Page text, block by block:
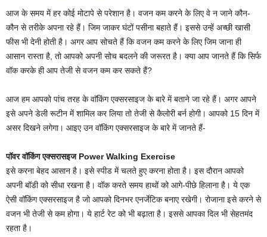
आज के समय में हर कोई मोटापे से परेशान है। वजन कम करने के ल‍िए वे न जाने क‍ौन-
कौन से तरीके अपना रहे हैं। ज‍िम जाकर घंटों पसीना बहाते हैं। इससे उन्‍हें अच्‍छी खासी
फीस भी देनी होती है। अगर आप सोचते हैं कि वजन कम करने के लिए जिम जाना ही
आसान रास्ता है, तो आपको अपनी सोच बदलने की जरूरत है। क्‍या आप जानते हैं क‍ि सि‍र्फ
वॉक करके ही आप तेजी से वजन कम कर सकते हैं?
आज हम आपको पांच तरह के वाॅक‍िंग एक्‍सरसाइज के बारे में बताने जा रहे हैं। अगर आपने
इसे अपने डेली रूटीन में शाम‍िल कर ल‍िया तो तेजी से कैलोरी बर्न होगी। आपको 15 द‍िन में
असर द‍िखने लगेगा। आइए उन वॉक‍िंग एक्‍सरसाइज के बारे में जानते हैं-
पॉवर वॉकिंग एक्सरासइज Power Walking Exercise
इसे करना बेहद आसान है। इसे स्‍पीड में चलते हुए करना होता है। इस दौरान आपको
अपनी बॉडी को सीधा रखना है। वॉक करते समय हाथों को आगे-पीछे हिलाना है। ये ए‍क
ऐसी वॉक‍िंग एक्‍सरसाइज है जो आपको द‍िनभर एनर्जेट‍िक बनाए रखेगी। रोजाना इसे करने से
वजन भी तेजी से कम होगा। ये हार्ट रेट को भी बढ़ाता है। इससे आपका द‍िल भी सेहतमंद
रहता है।